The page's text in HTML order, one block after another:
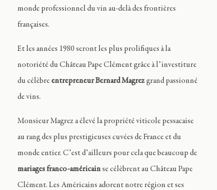
monde professionnel du vin au-delà des frontières
françaises.
Et les années 1980 seront les plus prolifiques à la
notoriété du Château Pape Clément grâce à l’investiture
du célèbreentrepreneur Bernard Magrezgrand passionné
de vins.
Monsieur Magrez a élevé la propriété viticole pessacaise
au rang des plus prestigieuses cuvées de France et du
monde entier. C’est d’ailleurs pour cela que beaucoup de
mariages franco-américainse célèbrent au Château Pape
Clément. Les Américains adorent notre région et ses